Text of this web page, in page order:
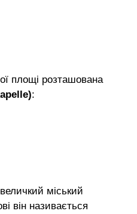
площі розташована
:
міський
він називається